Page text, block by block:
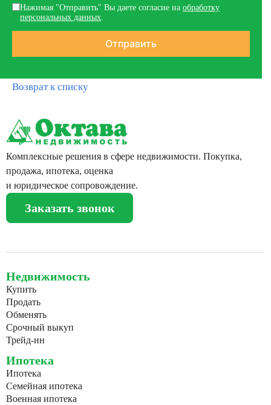
Нажимая "Отправить" Вы даете согласие на обработку
персональных данных
Возврат к списку
Комплексные решения в сфере недвижимости. Покупка,
продажа, ипотека, оценка
и юридическое сопровождение.
Заказать звонок
Недвижимость
Купить
Продать
Обменять
Срочный выкуп
Трейд-ин
Ипотека
Ипотека
Семейная ипотека
Военная ипотека